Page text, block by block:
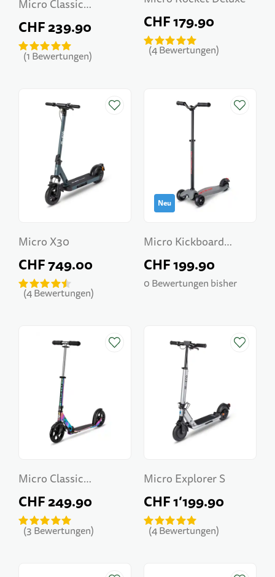
Micro Classic
NanoGrid Tire
CHF 239.90
1 Bewertungen
CHF 179.90
4Bewertungen
Micro X30
CHF 749.00
4Bewertungen
Neu
Micro Kickboard
Deluxe LED Porsche
Edition
CHF 199.90
0 Bewertungen bisher
Micro Classic
Neochrome
CHF 249.90
3 Bewertungen
Micro Explorer S
CHF 1’199.90
4Bewertungen